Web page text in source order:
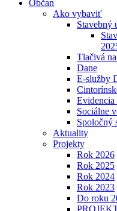
Občan
Ako vybaviť
Stavebný
Tlačivá
Dane
E-služby
Sociálne
Spoločný
Aktuality
Projekty
Rok 2026
Rok 2025
Rok 2024
Rok 2023
Do roku